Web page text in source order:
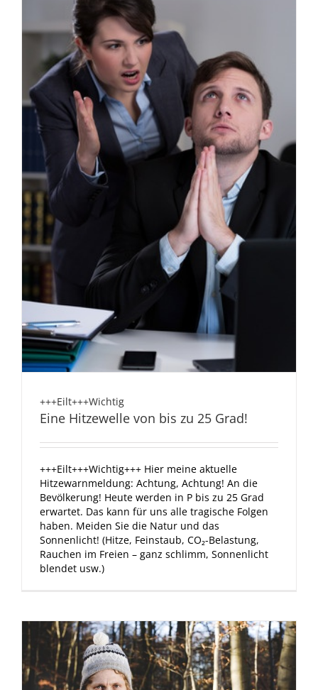
+++Eilt+++Wichtig
Eine Hitzewelle von bis zu 25 Grad!
+++Eilt+++Wichtig+++ Hier meine aktuelle
Hitzewarnmeldung: Achtung, Achtung! An die
Bevölkerung! Heute werden in P bis zu 25 Grad
erwartet. Das kann für uns alle tragische Folgen
haben. Meiden Sie die Natur und das
Sonnenlicht! (Hitze, Feinstaub, CO₂-Belastung,
Rauchen im Freien – ganz schlimm, Sonnenlicht
blendet usw.)